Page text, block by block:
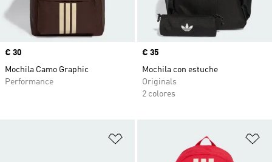
Precio
€ 30
Mochila Camo Graphic
Performance
Precio
€ 35
Mochila con estuche
Originals
2 colores
Añadir a la lista de deseos